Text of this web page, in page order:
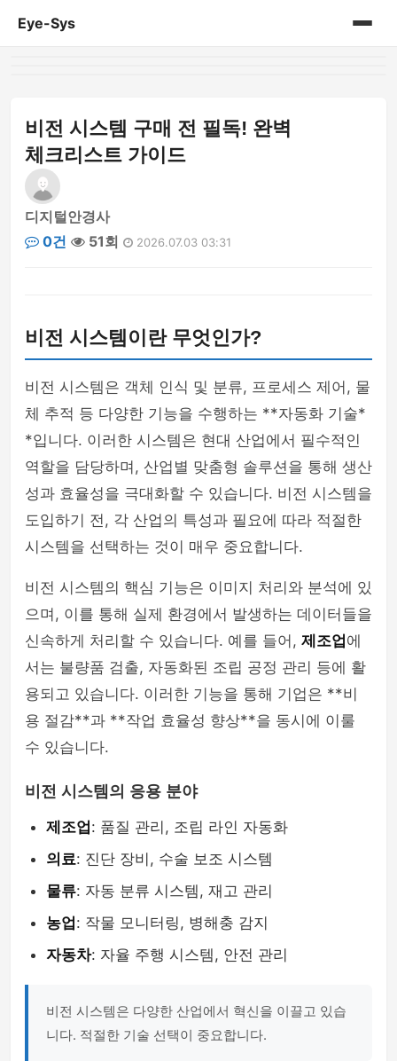
Eye-Sys
비전 시스템 구매 전 필독! 완벽
체크리스트 가이드
디지털안경사
0건
51회 2026.07.03 03:31
비전 시스템이란 무엇인가?
비전 시스템은 객체 인식 및 분류, 프로세스 제어, 물
체 추적 등 다양한 기능을 수행하는 **자동화 기술*
*입니다. 이러한 시스템은 현대 산업에서 필수적인
역할을 담당하며, 산업별 맞춤형 솔루션을 통해 생산
성과 효율성을 극대화할 수 있습니다. 비전 시스템을
도입하기 전, 각 산업의 특성과 필요에 따라 적절한
시스템을 선택하는 것이 매우 중요합니다.
비전 시스템의 핵심 기능은 이미지 처리와 분석에 있
으며, 이를 통해 실제 환경에서 발생하는 데이터들을
신속하게 처리할 수 있습니다. 예를 들어, 제조업 에
서는 불량품 검출, 자동화된 조립 공정 관리 등에 활
용되고 있습니다. 이러한 기능을 통해 기업은 **비
용 절감**과 **작업 효율성 향상**을 동시에 이룰
수 있습니다.
비전 시스템의 응용 분야
제조업 : 품질 관리, 조립 라인 자동화
의료: 진단 장비, 수술 보조 시스템
물류: 자동 분류 시스템, 재고 관리
농업 : 작물 모니터링, 병해충 감지
자동차: 자율 주행 시스템, 안전 관리
비전 시스템은 다양한 산업에서 혁신을 이끌고 있습
니다. 적절한 기술 선택이 중요합니다.